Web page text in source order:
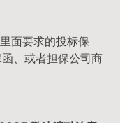
面要求的投标保
、或者担保公司商